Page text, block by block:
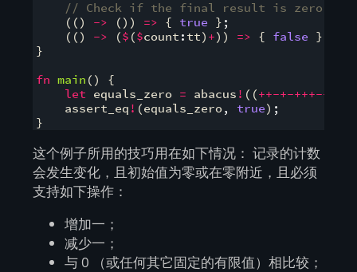
// Check if the final result is zero.
(( ) -> ( )) => { true } ;
(( ) -> ($ ($count : tt) +)) => { false }
}
fn main ( )
{
let equals_zero = abacus ! ((++-+-+++--
    assert_eq
! (equals_zero, true) ;
}
这个例子所用的技巧用在如下情况： 记录的计数
会发生变化，且初始值为零或在零附近，且必须
支持如下操作：
增加一；
减少一；
与 0 （或任何其它固定的有限值）相比较；